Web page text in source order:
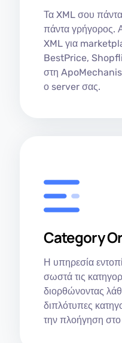
Τα XML σου
πάντα γρήγορος.
XML για
BestPrice,
στη ApoMechanis
ο server σας.
Category
Η υπηρεσία
σωστά τις
διορθώνοντας
διπλότυπες
την πλοήγηση